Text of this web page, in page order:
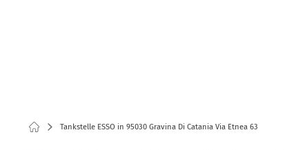
Tankstelle ESSO in 95030 Gravina Di Catania Via Etnea 63